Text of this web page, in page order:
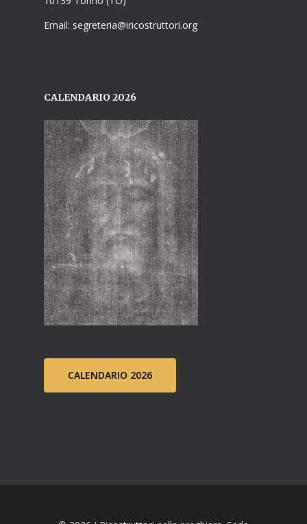
Email: segreteria@iricostruttori.org
CALENDARIO 2026
CALENDARIO 2026